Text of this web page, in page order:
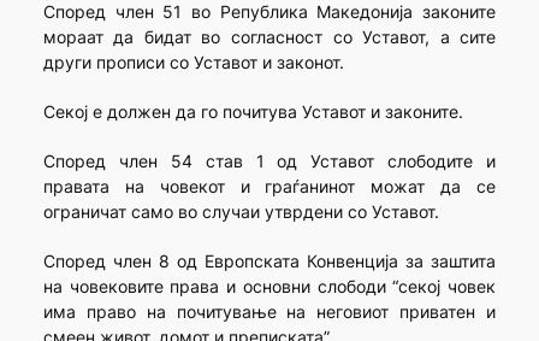
Според член 51 во Република Македонија законите
мораат да бидат во согласност со Уставот, а сите
други прописи со Уставот и законот.
Секој е должен да го почитува Уставот и законите.
Според член 54 став 1 од Уставот слободите и
правата на човекот и граѓанинот можат да се
ограничат само во случаи утврдени со Уставот.
Според член 8 од Европската Конвенција за заштита
на човековите права и основни слободи “секој човек
има право на почитување на неговиот приватен и